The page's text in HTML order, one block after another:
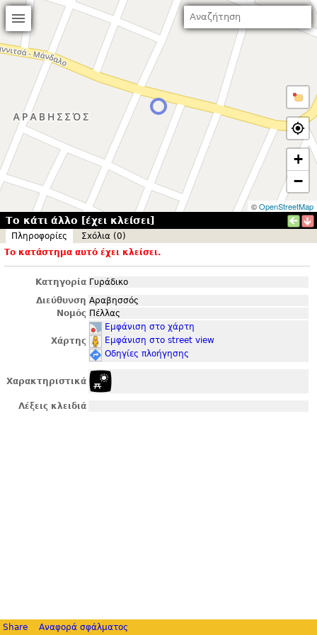
+
−
©OpenStreetMap
Το κάτι άλλο [έχει κλείσει]
Πληροφορίες
Σxόλια (0)
Το κατάστημα αυτό έχει κλείσει.
Κατηγορία Γυράδικο
Διεύθυνση Αραβησσός
Νομός Πέλλας
Χάρτης
Εμφάνιση στο χάρτη
Εμφάνιση στο street view
Οδηγίες πλοήγησης
Χαρακτηριστικά
Λέξεις κλειδιά
Share Αναφορά σφάλματος